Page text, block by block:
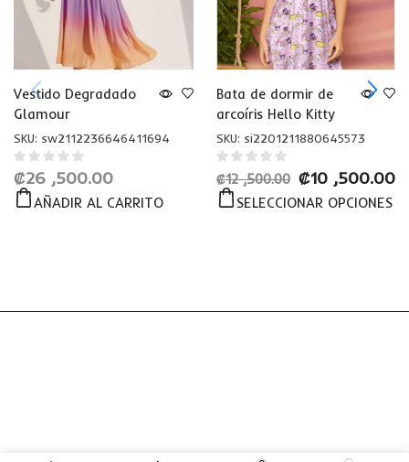
Vestido Degradado
Glamour
SKU: sw2112236646411694
₡26 ,500.00
AÑADIR AL CARRITO
Bata de dormir de
arcoíris Hello Kitty
SKU: si2201211880645573
₡12 ,500.00 ₡10 ,500.00
SELECCIONAR OPCIONES